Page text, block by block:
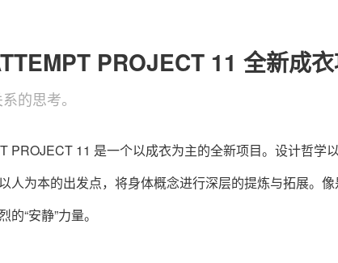
PROJECT 11 全新成
的思考。
PROJECT 11 是一个以成衣为主的全新项目。设计哲学
人为本的出发点，将身体概念进行深层的提炼与拓展。
“安静”力量。